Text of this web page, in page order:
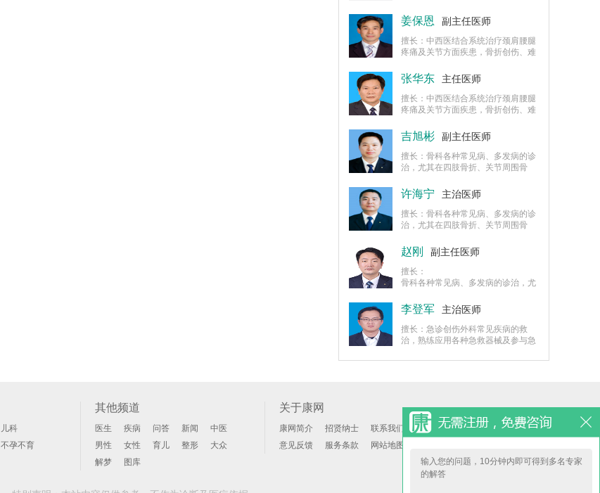
治，对关节病的诊断治疗有丰富的实
践经验，对退行性关节病、脊柱病包
括腰椎间盘突出症有多种切合实际的
治疗方案，在创伤骨科及晚期修复方
姜保恩 副主任医师
擅长：中西医结合系统治疗颈肩腰腿
疼痛及关节方面疾患，骨折创伤、难
治，对关节病的诊断治疗有丰富的实
践经验，对退行性关节病、脊柱病包
括腰椎间盘突出症有多种切合实际的
治疗方案，在创伤骨科及晚期修复方
张华东 主任医师
擅长：中西医结合系统治疗颈肩腰腿
疼痛及关节方面疾患，骨折创伤、难
治，对关节病的诊断治疗有丰富的实
践经验，对退行性关节病、脊柱病包
括腰椎间盘突出症有多种切合实际的
治疗方案，在创伤骨科及晚期修复方
吉旭彬 副主任医师
擅长：骨科各种常见病、多发病的诊
治，尤其在四肢骨折、关节周围骨
床经验，中西医结合系统治疗颈肩腰
腿疼痛及关节方面疾患，骨折创伤、
难愈性骨折的治疗，肢体残疾的手术
矫治，对关节病的诊断治疗有丰富的
包括腰椎间盘突出症有多种切合实际
的治疗方案，在创伤骨科及晚期修复
方面经验丰富。
许海宁 主治医师
擅长：骨科各种常见病、多发病的诊
治，尤其在四肢骨折、关节周围骨
床经验，中西医结合系统治疗颈肩腰
腿疼痛及关节方面疾患，骨折创伤、
难愈性骨折的治疗，肢体残疾的手术
矫治，对关节病的诊断治疗有丰富的
包括腰椎间盘突出症有多种切合实际
的治疗方案，在创伤骨科及晚期修复
方面经验丰富。
赵刚 副主任医师
擅长：
骨科各种常见病、多发病的诊治，尤
瘤、矫形等方面有丰富的临床经验，
中西医结合系统治疗颈肩腰腿疼痛及
关节方面疾患，骨折创伤、难愈性骨
折的治疗，肢体残疾的手术矫治，对
验，对退行性关节病、脊柱病包括腰
李登军 主治医师
擅长：急诊创伤外科常见疾病的救
治，熟练应用各种急救器械及参与急
科常见病疑难病的诊疗，骨科各种常
儿科
不孕不育
其他频道
医生 疾病 问答 新闻
中医
男性
女性 育儿 整形
大众
解梦
图库
关于康网
康网简介 招贤纳士
联系我们
意见反馈
服务条款 网站地图